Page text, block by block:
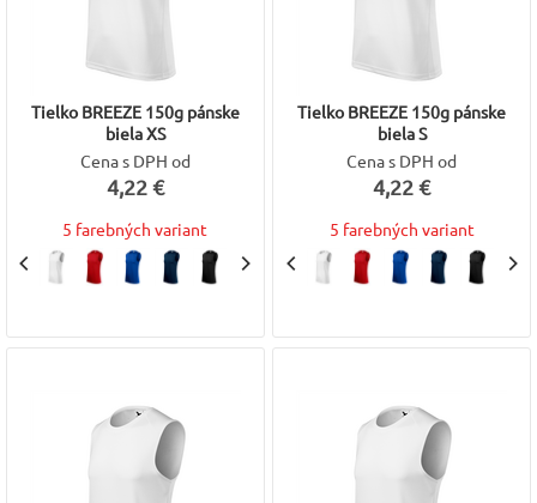
Tielko BREEZE 150g pánske
biela XS
Cena s DPH od
4,22 €
5 farebných variant
Tielko BREEZE 150g pánske
biela S
Cena s DPH od
4,22 €
5 farebných variant